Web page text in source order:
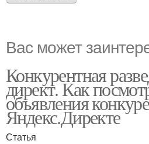
Вас может
Конкурентная
директ. Как
объявления
Яндекс.Директе
Статья